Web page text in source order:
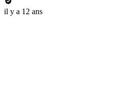
il y a 12 ans